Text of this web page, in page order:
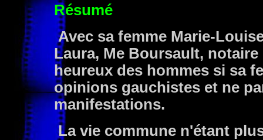
Résumé
Avec sa femme Marie-
Laura, Me Boursault,
heureux des hommes si sa
opinions gauchistes et ne
manifestations.
La vie commune n'étant